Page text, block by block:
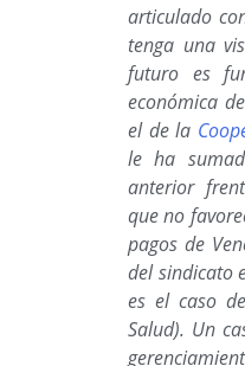
articulado
tenga una
futuro es
económica
el de la
le ha
anterior
que no
pagos de
del sindicato
es el caso
Salud). Un